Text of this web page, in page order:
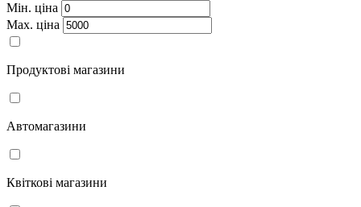
Мін. ціна
Мах. ціна
Продуктові магазини
Автомагазини
Квіткові магазини